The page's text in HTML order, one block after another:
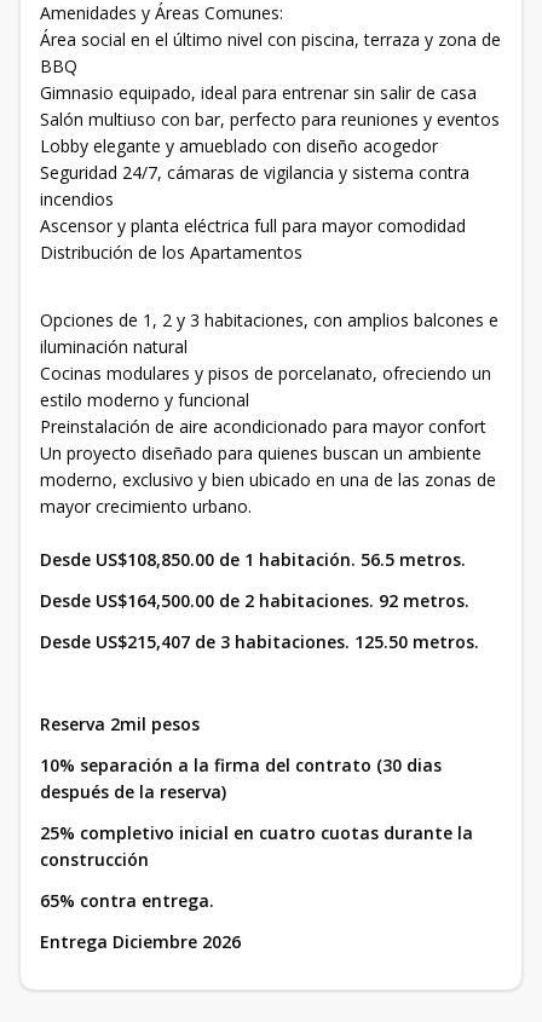
Amenidades y Áreas Comunes:
Área social en el último nivel con piscina, terraza y zona de
BBQ
Gimnasio equipado, ideal para entrenar sin salir de casa
Salón multiuso con bar, perfecto para reuniones y eventos
Lobby elegante y amueblado con diseño acogedor
Seguridad 24/7, cámaras de vigilancia y sistema contra
incendios
Ascensor y planta eléctrica full para mayor comodidad
Distribución de los Apartamentos
Opciones de 1, 2 y 3 habitaciones, con amplios balcones e
iluminación natural
Cocinas modulares y pisos de porcelanato, ofreciendo un
estilo moderno y funcional
Preinstalación de aire acondicionado para mayor confort
Un proyecto diseñado para quienes buscan un ambiente
moderno, exclusivo y bien ubicado en una de las zonas de
mayor crecimiento urbano.
Desde US$108,850.00 de 1 habitación. 56.5 metros.
Desde US$164,500.00 de 2 habitaciones. 92 metros.
Desde US$215,407 de 3 habitaciones. 125.50 metros.
Reserva 2mil pesos
10% separación a la firma del contrato (30 dias
después de la reserva)
25% completivo inicial en cuatro cuotas durante la
construcción
65% contra entrega.
Entrega Diciembre 2026